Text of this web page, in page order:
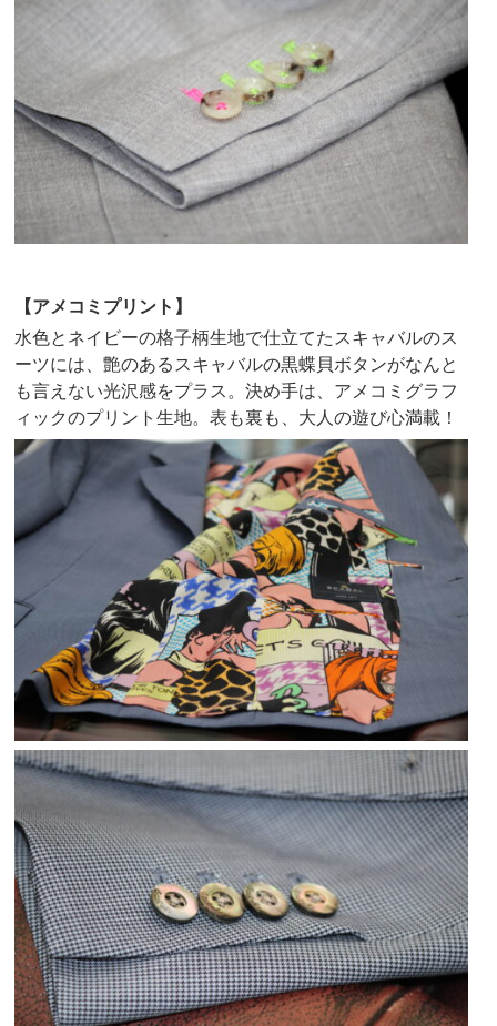
【アメコミプリント】
水色とネイビーの格子柄生地で仕立てたスキャバルのス
ーツには、艶のあるスキャバルの黒蝶貝ボタンがなんと
も言えない光沢感をプラス。決め手は、アメコミグラフ
ィックのプリント生地。表も裏も、大人の遊び心満載！